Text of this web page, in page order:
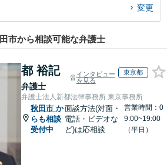
変更
市から相談可能な弁護士
都 裕記
弁護士
インタビュー
を見る
東京都
弁護士法人新都法律事務所 東京事務所
秋田市 か
らも相談
受付中
面談方法(対面・
電話・ビデオな
ど)は応相談
営業時間：0
9:00~19:00
（平日）